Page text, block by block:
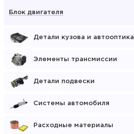
Блок двигателя
Детали кузова и автооптика
Элементы трансмиссии
Детали подвески
Системы автомобиля
Расходные материалы